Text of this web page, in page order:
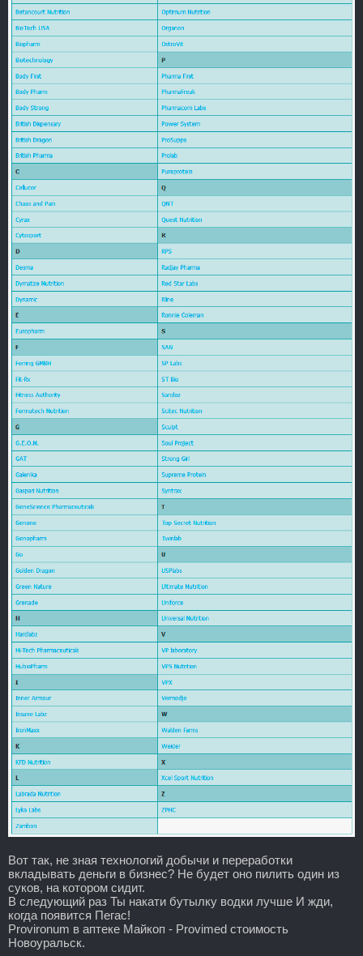
Вот так, не зная технологий добычи и переработки
вкладывать деньги в бизнес? Не будет оно пилить один из
суков, на котором сидит.
В следующий раз Ты накати бутылку водки лучше И жди,
когда появится Пегас!
Provironum в аптеке Майкоп - Provimed стоимость
Новоуральск.